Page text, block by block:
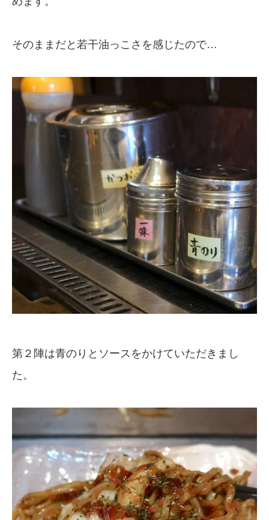
そのままだと若干油っこさを感じたので…
第２陣は青のりとソースをかけていただきまし
た。